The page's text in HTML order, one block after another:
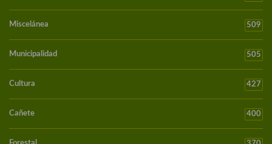
Miscelánea 509
Municipalidad 505
Cultura 427
Cañete 400